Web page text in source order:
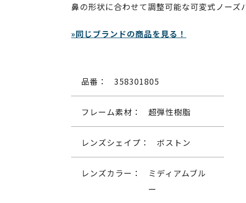
鼻の形状に合わせて調整可能な可変式ノーズ
»同じブランドの商品を見る！
品番： 358301805
フレーム素材： 超弾性樹脂
レンズシェイプ： ボストン
レンズカラー：
ミディアムブル
ー